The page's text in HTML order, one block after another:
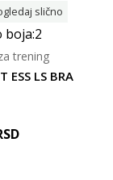
slično
boja:2
ESS LS BRA
trening